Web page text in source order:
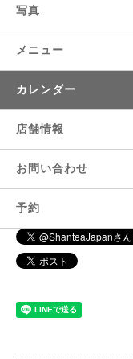
写真
メニュー
カレンダー
店舗情報
お問い合わせ
予約